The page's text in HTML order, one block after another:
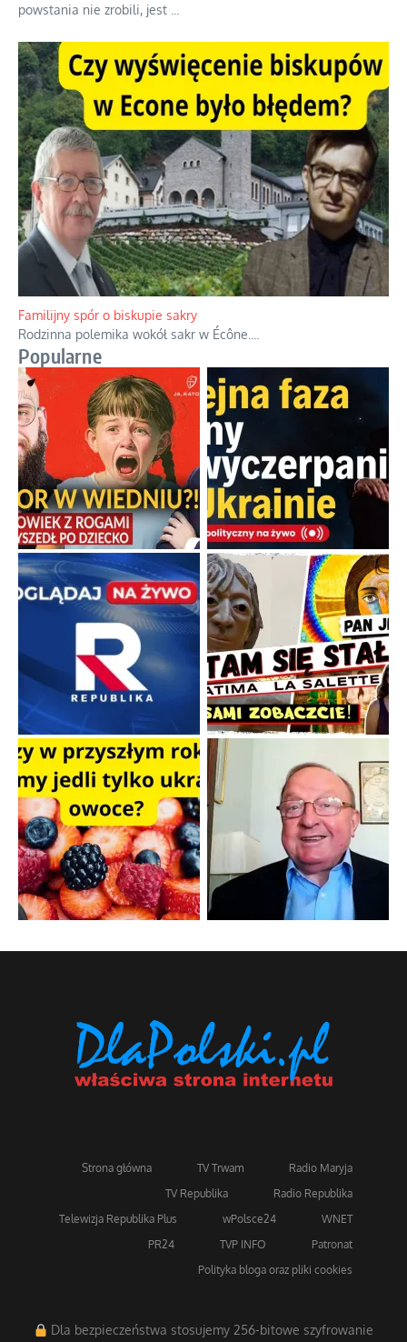
powstania nie zrobili, jest
Familijny spór o biskupie sakry
Rodzinna polemika wokół sakr w Écône.
Popularne
Strona główna TV Trwam
Radio Maryja
TV Republika
Radio Republika
Telewizja Republika Plus
wPolsce24
WNET
PR24
TVP INFO
Patronat
Polityka bloga oraz pliki cookies
Dla bezpieczeństwa stosujemy 256-bitowe szyfrowanie